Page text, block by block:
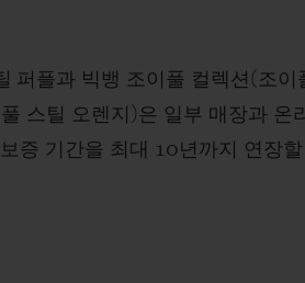
퍼플과 빅뱅 조이풀 컬렉션(조
스틸 오렌지)은 일부 매장과
증 기간을 최대 10년까지 연장